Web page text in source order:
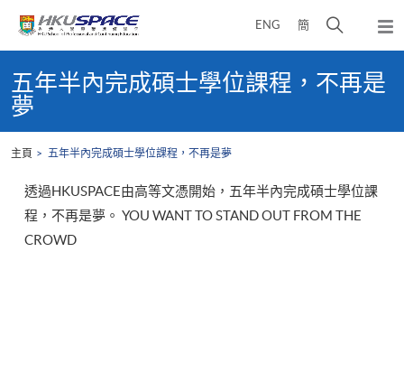
ENG 簡
開
搜
尋
面
彈
出
主
選
content
start五年半內完成碩士學位課程，不再是
夢
主頁 五年半內完成碩士學位課程，不再是夢
透過HKUSPACE由高等文憑開始，五年半內完成碩士學位課
程，不再是夢。 YOU WANT TO STAND OUT FROM THE
CROWD